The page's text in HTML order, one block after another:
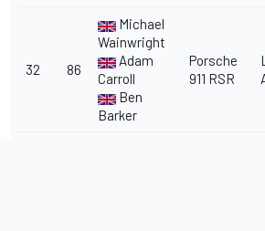
32 86
Michael
Wainwright
Adam
Carroll
Ben
Barker
Porsche
911 RSR